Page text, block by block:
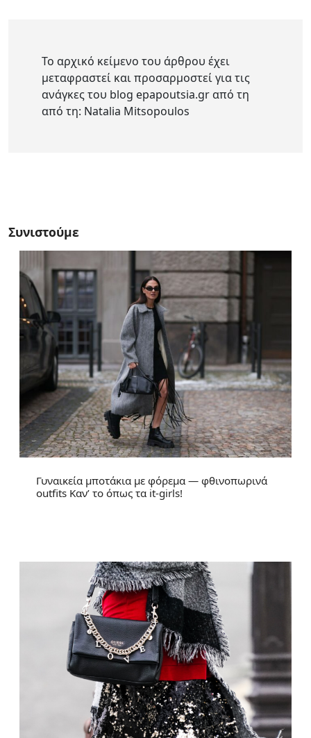
Το αρχικό κείμενο του άρθρου έχει
μεταφραστεί και προσαρμοστεί για τις
ανάγκες του blog epapoutsia.gr από τη
από τη: Natalia Mitsopoulos
Συνιστούμε
Γυναικεία μποτάκια με φόρεμα — φθινοπωρινά
outfits Καν’ το όπως τα it-girls!